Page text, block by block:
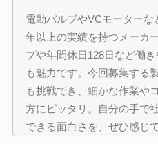
電動バルブやVCモーター
年以上の実績を持つメーカ
プや年間休日128日など働
も魅力です。今回募集する
も挑戦でき、細かな作業や
方にピッタリ。自分の手で
できる面白さを、ぜひ感じ